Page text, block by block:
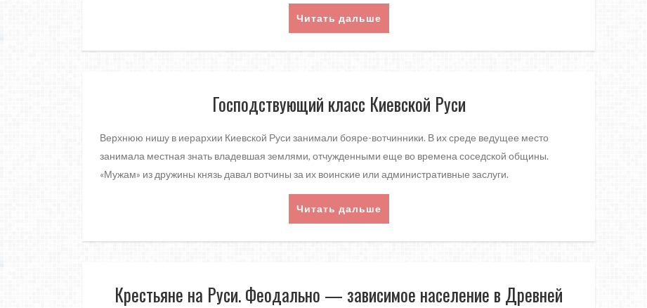
Читать дальше
Господствующий класс Киевской Руси
Верхнюю нишу в иерархии Киевской Руси занимали бояре-вотчинники. В их среде ведущее место
занимала местная знать владевшая землями, отчужденными еще во времена соседской общины.
«Мужам» из дружины князь давал вотчины за их воинские или административные заслуги.
Читать дальше
Крестьяне на Руси. Феодально — зависимое население в Древней